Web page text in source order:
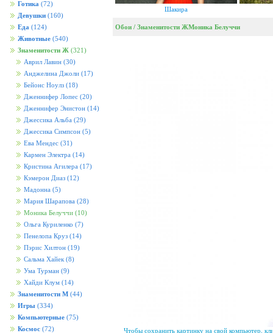
Готика (72)
Девушки (160)
Еда (124)
Животные (540)
Знаменитости Ж (321)
Аврил Лавин (30)
Анджелина Джоли (17)
Бейонс Ноулз (18)
Дженнифер Лопес (20)
Дженнифер Энистон (14)
Джессика Альба (29)
Джессика Симпсон (5)
Ева Мендес (31)
Кармен Электра (14)
Кристина Агилера (17)
Кэмерон Диаз (12)
Мадонна (5)
Мария Шарапова (28)
Моника Белуччи (10)
Ольга Куриленко (7)
Пенелопа Круз (14)
Пэрис Хилтон (19)
Сальма Хайек (8)
Ума Турман (9)
Хайди Клум (14)
Знаменитости М (44)
Игры (334)
Компьютерные (75)
Космос (72)
Шакира
Обои / Знаменитости ЖМоника Белуччи
Чтобы сохранить картинку на свой компьютер,